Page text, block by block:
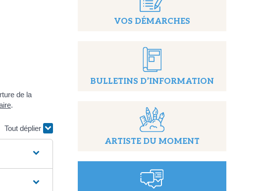
de la
.
Tout déplier
VOS DÉMARCHES
BULLETINS D’INFORMATION
ARTISTE DU MOMENT